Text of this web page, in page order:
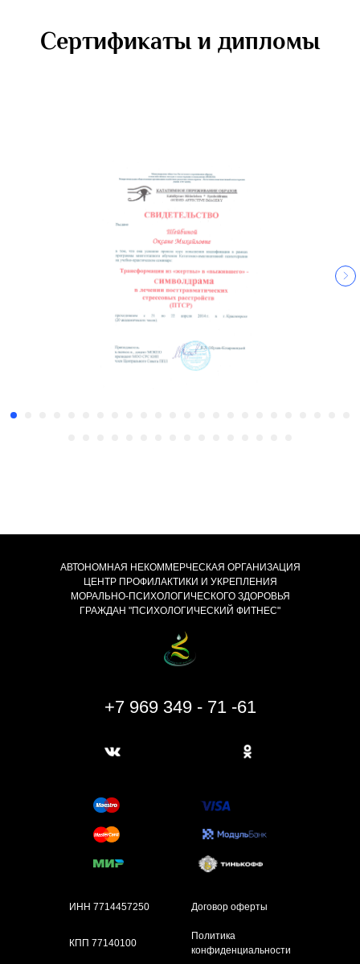
Сертификаты и дипломы
+7 969 349 - 71 -61
Договор оферты
Политика
конфиденциальности
АВТОНОМНАЯ НЕКОММЕРЧЕСКАЯ ОРГАНИЗАЦИЯ
ЦЕНТР ПРОФИЛАКТИКИ И УКРЕПЛЕНИЯ
МОРАЛЬНО-ПСИХОЛОГИЧЕСКОГО ЗДОРОВЬЯ
ГРАЖДАН "ПСИХОЛОГИЧЕСКИЙ ФИТНЕС"
ИНН 7714457250
КПП 77140100